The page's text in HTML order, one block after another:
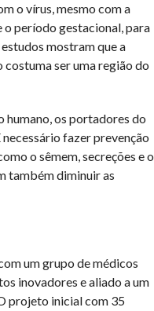
o vírus, mesmo com a
período gestacional, para
mostram que a
ser uma região do
humano, os portadores do
fazer prevenção
o sêmem, secreções e o
também diminuir as
um grupo de médicos
inovadores e aliado a um
projeto inicial com 35